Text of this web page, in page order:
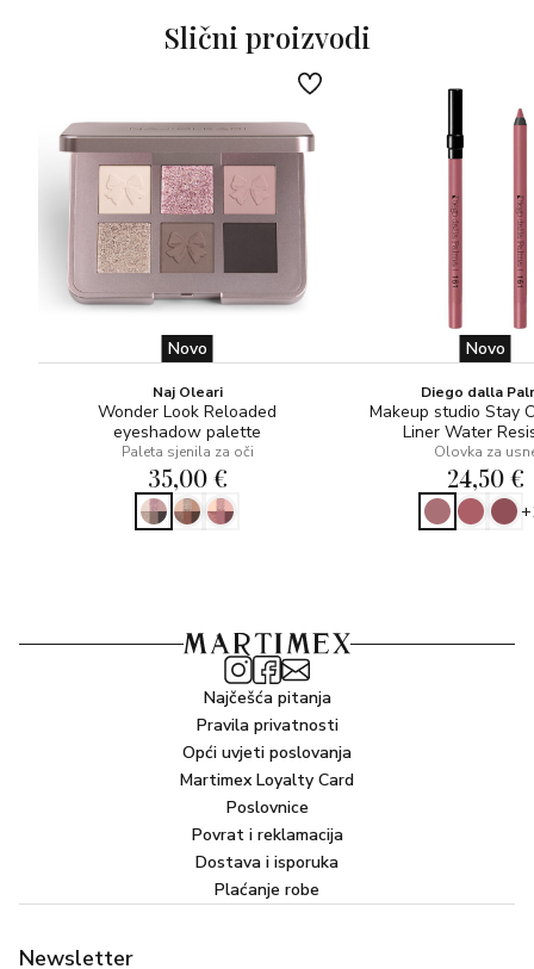
BEZ PARABENA!Slični proizvodi
Novo
Naj Oleari
Wonder Look Reloaded
eyeshadow palette
Paleta sjenila za oči
35,00 €
Novo
Diego dalla
Makeup studio Stay
Liner Water
Olovka za
24,50 €
Najčešća pitanja
Pravila privatnosti
Opći uvjeti poslovanja
Martimex Loyalty Card
Poslovnice
Povrat i reklamacija
Dostava i isporuka
Plaćanje robe
Newsletter